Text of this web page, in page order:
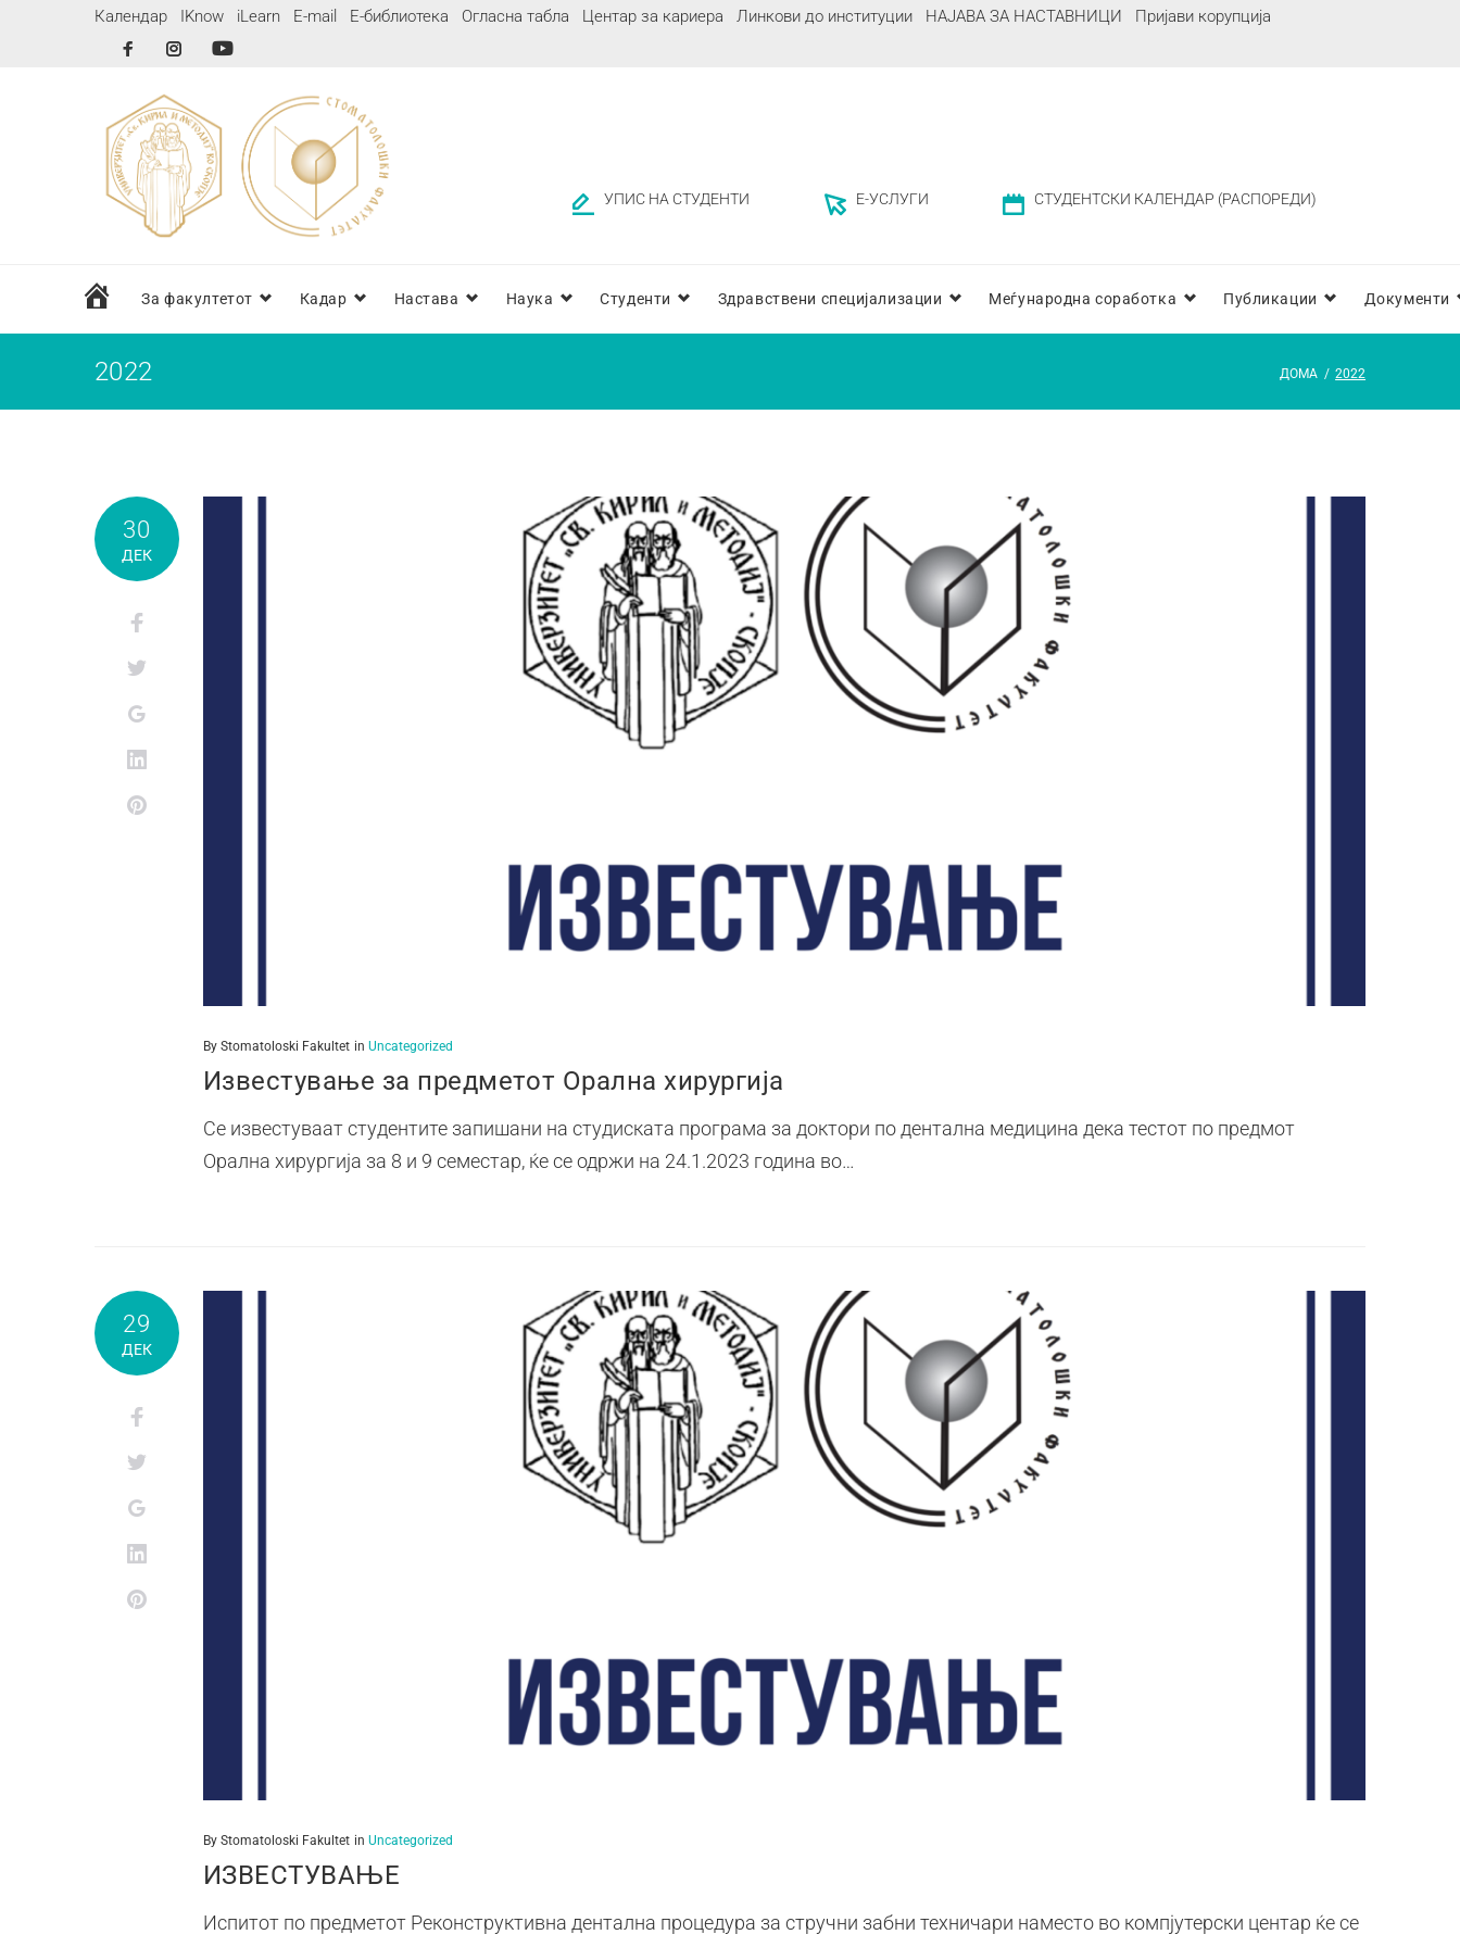
Календар IKnow iLearn E-mail Е-библиотека Огласна табла Центар за кариера Линкови до институции НАЈАВА ЗА НАСТАВНИЦИ Пријави корупција
УПИС НА СТУДЕНТИ Е-УСЛУГИ СТУДЕНТСКИ КАЛЕНДАР (РАСПОРЕДИ)
домаЗа факултетот Кадар Настава Наука Студенти Здравствени специјализации Меѓународна соработка Публикации Документи
2022 ДОМА / 2022
30
ДЕК
By Stomatoloski Fakultet in Uncategorized
Известување за предметот Орална хирургија
Се известуваат студентите запишани на студиската програма за доктори по дентална медицина дека тестот по предмот
Орална хирургија за 8 и 9 семестар, ќе се одржи на 24.1.2023 година во…
29
ДЕК
By Stomatoloski Fakultet in Uncategorized
ИЗВЕСТУВАЊЕ
Испитот по предметот Реконструктивна дентална процедура за стручни забни техничари наместо во компјутерски центар ќе се